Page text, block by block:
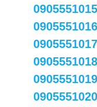
0905551015
0905551016
0905551017
0905551018
0905551019
0905551020